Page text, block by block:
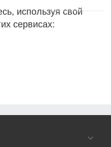
используя свой
сервисах: